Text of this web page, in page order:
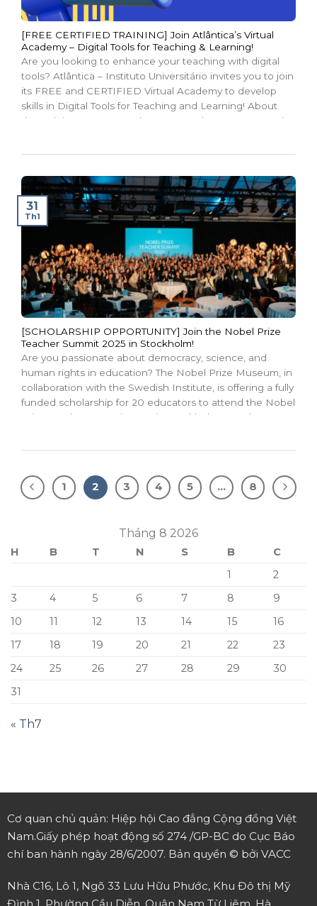
Tháng 8 2026
H B T N S B
C
1
2
3
4 5 6 7 8
9
10
11 12 13 14 15
16
17
18 19 20 21 22
23
24
25 26 27 28 29
30
31
« Th7
[FREE CERTIFIED TRAINING] Join Atlântica’s Virtual
Academy – Digital Tools for Teaching & Learning!
Are you looking to enhance your teaching with digital
tools? Atlântica – Instituto Universitário invites you to join
its FREE and CERTIFIED Virtual Academy to develop
skills in Digital Tools for Teaching and Learning! About
the Training 📅 Dates: February 6 – February 21, 2025 📍
[SCHOLARSHIP OPPORTUNITY] Join the Nobel Prize
Teacher Summit 2025 in Stockholm!
Are you passionate about democracy, science, and
human rights in education? The Nobel Prize Museum, in
collaboration with the Swedish Institute, is offering a fully
funded scholarship for 20 educators to attend the Nobel
Prize Teacher Summit 2025 in Stockholm, Sweden!
31
Th1
1 2 3 4 5 … 8
Cơ quan chủ quản: Hiệp hội Cao đẳng Cộng đồng Việt
Nam.Giấy phép hoạt động số 274 /GP-BC do Cục Báo
chí ban hành ngày 28/6/2007. Bản quyền © bởi VACC
Nhà C16, Lô 1, Ngõ 33 Lưu Hữu Phước, Khu Đô thị Mỹ
Đình 1, Phường Cầu Diễn, Quận Nam Từ Liêm, Hà